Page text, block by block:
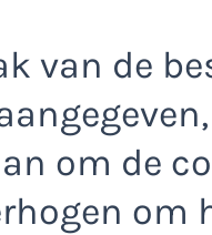
van de
om de
om